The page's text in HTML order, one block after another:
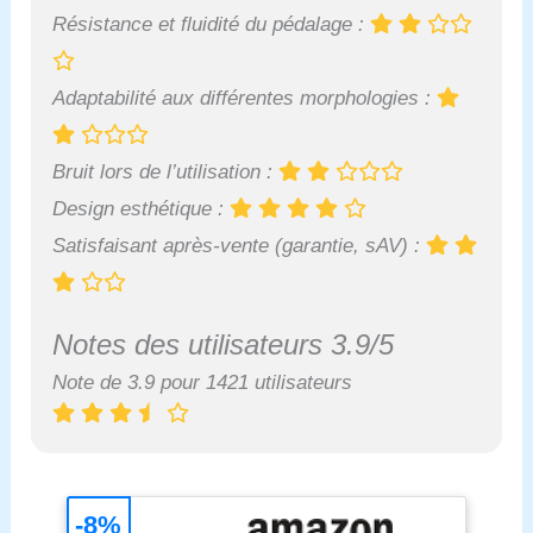
Résistance et fluidité du pédalage :
Adaptabilité aux différentes morphologies :
Bruit lors de l’utilisation :
Design esthétique :
Satisfaisant après-vente (garantie, sAV) :
Notes des utilisateurs 3.9/5
Note de 3.9 pour 1421 utilisateurs
-8%